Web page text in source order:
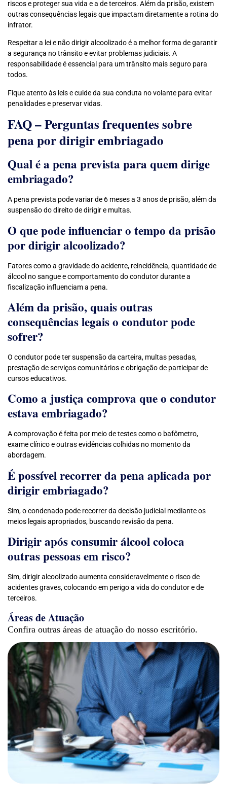
riscos e proteger sua vida e a de terceiros. Além da prisão, existem
outras consequências legais que impactam diretamente a rotina do
infrator.
Respeitar a lei e não dirigir alcoolizado é a melhor forma de garantir
a segurança no trânsito e evitar problemas judiciais. A
responsabilidade é essencial para um trânsito mais seguro para
todos.
Fique atento às leis e cuide da sua conduta no volante para evitar
penalidades e preservar vidas.
FAQ – Perguntas frequentes sobre
pena por dirigir embriagado
Qual é a pena prevista para quem dirige
embriagado?
A pena prevista pode variar de 6 meses a 3 anos de prisão, além da
suspensão do direito de dirigir e multas.
O que pode influenciar o tempo da prisão
por dirigir alcoolizado?
Fatores como a gravidade do acidente, reincidência, quantidade de
álcool no sangue e comportamento do condutor durante a
fiscalização influenciam a pena.
Além da prisão, quais outras
consequências legais o condutor pode
sofrer?
O condutor pode ter suspensão da carteira, multas pesadas,
prestação de serviços comunitários e obrigação de participar de
cursos educativos.
Como a justiça comprova que o condutor
estava embriagado?
A comprovação é feita por meio de testes como o bafômetro,
exame clínico e outras evidências colhidas no momento da
abordagem.
É possível recorrer da pena aplicada por
dirigir embriagado?
Sim, o condenado pode recorrer da decisão judicial mediante os
meios legais apropriados, buscando revisão da pena.
Dirigir após consumir álcool coloca
outras pessoas em risco?
Sim, dirigir alcoolizado aumenta consideravelmente o risco de
acidentes graves, colocando em perigo a vida do condutor e de
terceiros.
Áreas de Atuação
Confira outras áreas de atuação do nosso escritório.